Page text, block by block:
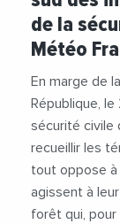
#Videos
de la
Météo
En marge de
République,
sécurité civile
recueillir les
tout oppose à
agissent à
forêt qui, pour